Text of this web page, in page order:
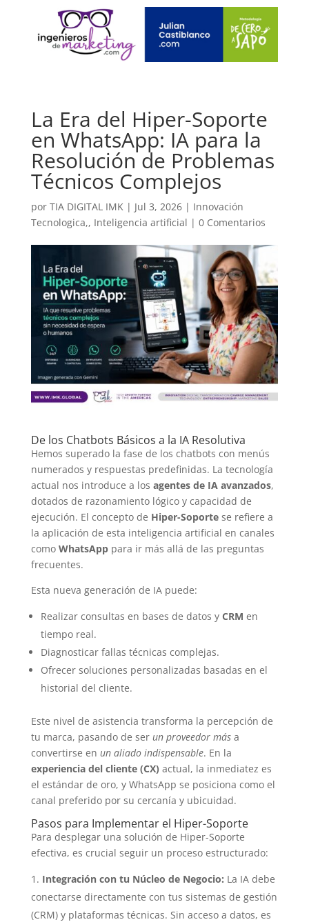
La Era del Hiper-Soporte
en WhatsApp: IA para la
Resolución de Problemas
Técnicos Complejos
por TIA DIGITAL IMK | Jul 3, 2026| Innovación
Tecnologica,, Inteligencia artificial | 0 Comentarios
De los Chatbots Básicos a la IA Resolutiva
Hemos superado la fase de los chatbots con menús
numerados y respuestas predefinidas. La tecnología
actual nos introduce a los agentes de IA avanzados,
dotados de razonamiento lógico y capacidad de
ejecución. El concepto de Hiper-Soportese refiere a
la aplicación de esta inteligencia artificial en canales
como WhatsApppara ir más allá de las preguntas
frecuentes.
Esta nueva generación de IA puede:
Realizar consultas en bases de datos y CRM en
tiempo real.
Diagnosticar fallas técnicas complejas.
Ofrecer soluciones personalizadas basadas en el
historial del cliente.
Este nivel de asistencia transforma la percepción de
tu marca, pasando de ser un proveedor mása
convertirse en un aliado indispensable. En la
experiencia del cliente (CX) actual, la inmediatez es
el estándar de oro, y WhatsApp se posiciona como el
canal preferido por su cercanía y ubicuidad.
Pasos para Implementar el Hiper-Soporte
Para desplegar una solución de Hiper-Soporte
efectiva, es crucial seguir un proceso estructurado:
Integración con tu Núcleo de Negocio: La IA debe
conectarse directamente con tus sistemas de gestión
(CRM) y plataformas técnicas. Sin acceso a datos, es